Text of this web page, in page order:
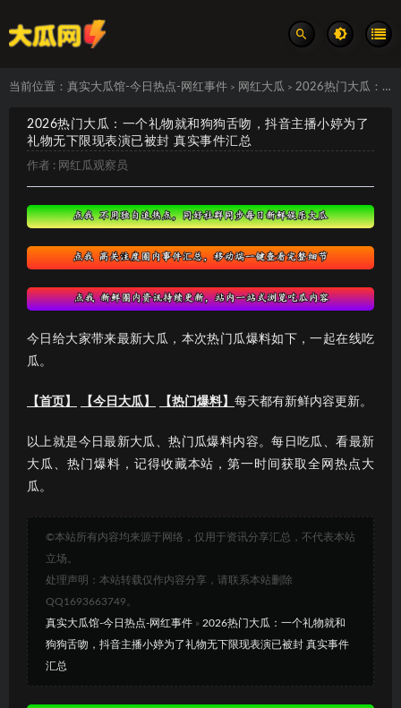
当前位置： 真实大瓜馆-今日热点-网红事件 > 网红大瓜 > 2026热门大瓜：一个礼物就和狗狗舌吻，抖音主播小婷为了礼物无下限现表演已被封 真实事件汇总
2026热门大瓜：一个礼物就和狗狗舌吻，抖音主播小婷为了
礼物无下限现表演已被封 真实事件汇总
作者 : 网红瓜观察员
今日给大家带来最新大瓜，本次热门瓜爆料如下，一起在线吃
瓜。
【首页】 【今日大瓜】 【热门爆料】 每天都有新鲜内容更新。
以上就是今日最新大瓜、热门瓜爆料内容。每日吃瓜、看最新
大瓜、热门爆料，记得收藏本站，第一时间获取全网热点大
瓜。
©本站所有内容均来源于网络，仅用于资讯分享汇总，不代表本站
立场。
处理声明：本站转载仅作内容分享，请联系本站删除
QQ1693663749。
真实大瓜馆-今日热点-网红事件 » 2026热门大瓜：一个礼物就和
狗狗舌吻，抖音主播小婷为了礼物无下限现表演已被封 真实事件
汇总